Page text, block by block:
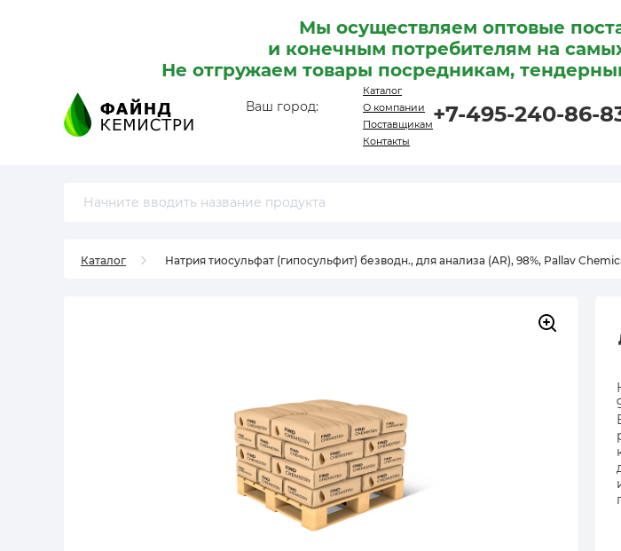
Мы осуществляем оптовые
и конечным потребителям на
Не отгружаем товары посредникам,
Ваш город:
Каталог
О компании
Поставщикам
Контакты
+7-495-240-86-
Каталог Натрия тиосульфат (гипосульфит) безводн., для анализа (AR), 98%, Pallav